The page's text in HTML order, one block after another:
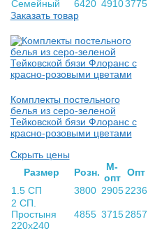
Семейный 6420 49103775
Заказать товар
Комплекты постельного
белья из серо-зеленой
Тейковской бязи Флоранс с
красно-розовыми цветами
Скрыть цены
Раз­мер
Розн.
М-
опт Опт
1.5 СП
3800 2905 2236
2 СП.
Простыня
220х240
4855 3715 2857